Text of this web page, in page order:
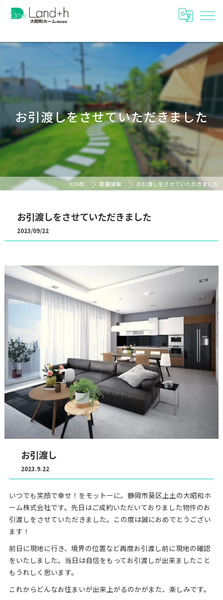
お引渡しをさせていただきました
HOME 新着情報 お引渡しをさせていただきました
お引渡しをさせていただきました
2023/09/22
お引渡し
2023.9.22
いつでも笑顔で幸せ！をモットーに。静岡市葵区上土の大昭和ホ
ーム株式会社です。先日はご成約いただいておりました物件のお
引渡しをさせていただきました。この度は誠におめでとうござい
ます！
前日に現地に行き、境界の位置など再度お引渡し前に現地の確認
をいたしました。当日は自信をもってお引渡しが出来ましたこと
もうれしく思います。
これからどんなお住まいが出来上がるのかがまた、楽しみです。